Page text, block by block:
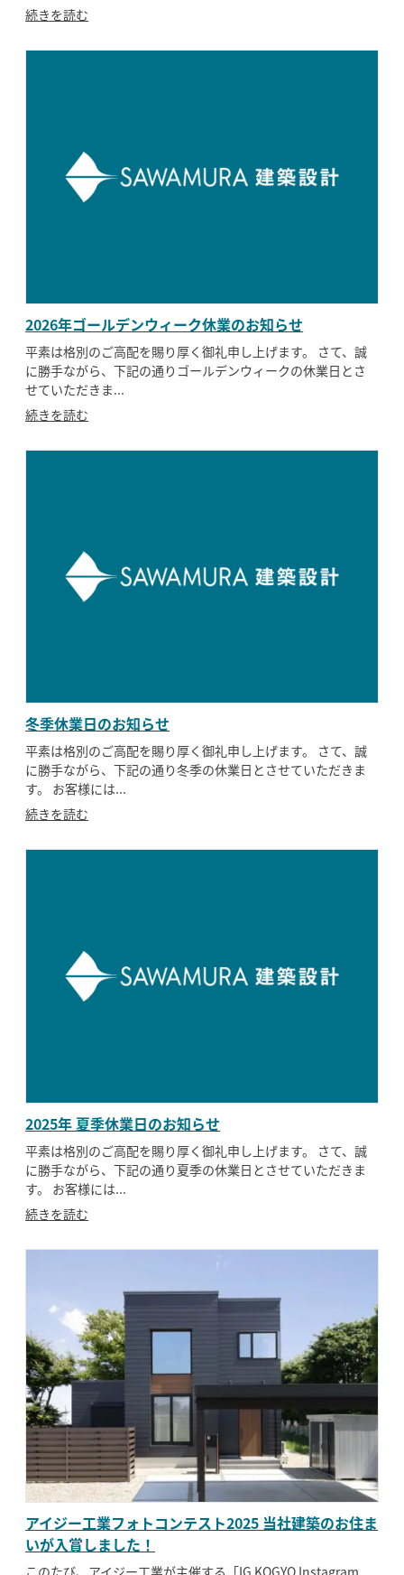
続きを読む
2026年ゴールデンウィーク休業のお知らせ
平素は格別のご高配を賜り厚く御礼申し上げます。 さて、誠
に勝手ながら、下記の通りゴールデンウィークの休業日とさ
せていただきま...
続きを読む
冬季休業日のお知らせ
平素は格別のご高配を賜り厚く御礼申し上げます。 さて、誠
に勝手ながら、下記の通り冬季の休業日とさせていただきま
す。 お客様には...
続きを読む
2025年 夏季休業日のお知らせ
平素は格別のご高配を賜り厚く御礼申し上げます。 さて、誠
に勝手ながら、下記の通り夏季の休業日とさせていただきま
す。 お客様には...
続きを読む
アイジー工業フォトコンテスト2025 当社建築のお住ま
いが入賞しました！